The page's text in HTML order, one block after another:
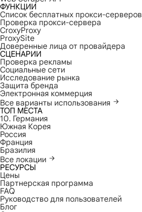
ФУНКЦИИ
Список бесплатных прокси-серверов
Проверка прокси-сервера
CroxyProxy
ProxySite
Доверенные лица от провайдера
СЦЕНАРИИ
Проверка рекламы
Социальные сети
Исследование рынка
Защита бренда
Электронная коммерция
Все варианты использования
ТОП МЕСТА
10. Германия
Южная Корея
Россия
Франция
Бразилия
Все локации
РЕСУРСЫ
Цены
Партнерская программа
FAQ
Руководство для пользователей
Блог